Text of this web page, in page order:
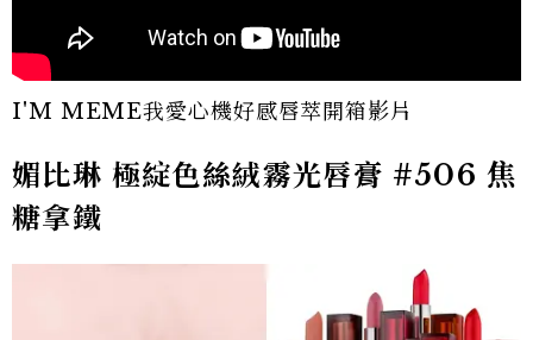
I'M MEME我愛心機好感唇萃開箱影片
媚比琳 極綻色絲絨霧光唇膏 #506 焦
糖拿鐵